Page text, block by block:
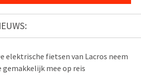
elektrische fietsen van Lacros neem
gemakkelijk mee op reis